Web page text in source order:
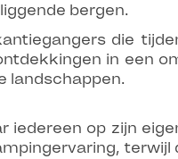
bergen.
die
in een
landschappen.
op zijn